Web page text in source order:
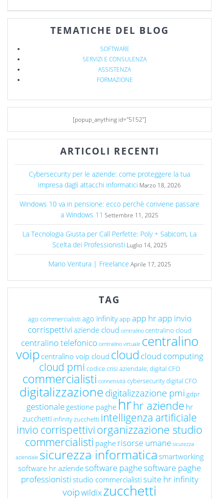
TEMATICHE DEL BLOG
SOFTWARE
SERVIZI E CONSULENZA
ASSISTENZA
FORMAZIONE
[popup_anything id="5152"]
ARTICOLI RECENTI
Cybersecurity per le aziende: come proteggere la tua
impresa dagli attacchi informatici Marzo 18, 2026
Windows 10 va in pensione: ecco perchè conviene passare
a Windows 11 Settembre 11, 2025
La Tecnologia Giusta per Call Perfette: Poly + Sabicom, La
Scelta dei Professionisti Luglio 14, 2025
Mario Ventura | Freelance Aprile 17, 2025
TAG
ago commercialisti ago infinityapp app hrapp invio
corrispettivi aziende cloud centralino centralino cloud
centralino telefonico centralino virtuale centralino
voip centralino voip cloud cloud cloud computing
cloud pmi codice crisi aziendale; digital CFO
commercialisti connettività cybersecuritydigital CFO
digitalizzazionedigitalizzazione pmi gdpr
gestionale gestione paghe hrhr aziende hr
zucchetti infinity zucchetti intelligenza artificiale
invio corrispettivi organizzazione studio
commercialisti paghe risorse umane sicurezza
aziendale sicurezza informatica smartworking
software hr aziendesoftware paghesoftware paghe
professionisti studio commercialisti suite hr infinity
voipwildixzucchetti